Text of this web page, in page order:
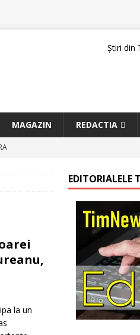
Știri din
MAGAZIN REDACTIA
la un
EDITORIALELE